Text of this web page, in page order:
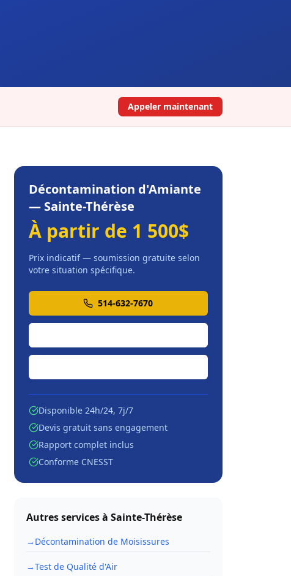
Appeler maintenant
Décontamination d'Amiante
— Sainte-Thérèse
À partir de 1 500$
Prix indicatif — soumission gratuite selon
votre situation spécifique.
514-632-7670
Disponible 24h/24, 7j/7
Devis gratuit sans engagement
Rapport complet inclus
Conforme CNESST
Autres services à Sainte-Thérèse
→ Décontamination de Moisissures
→Test de Qualité d'Air